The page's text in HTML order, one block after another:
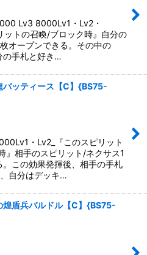
Lv3 8000Lv1・Lv2・
ットの召喚/ブロック時』自分の
オープンできる。その中の
の手札と好き…
ッティース【C】{BS75-
・Lv2_『このスピリット
』相手のスピリット/ネクサス1
この効果発揮後、相手の手札
自分はデッキ…
盾兵バルドル【C】{BS75-